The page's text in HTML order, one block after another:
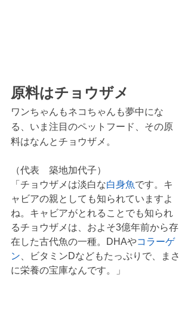
原料はチョウザメ
ワンちゃんもネコちゃんも夢中にな
る、いま注目のペットフード、その原
料はなんとチョウザメ。
（代表　築地加代子）
「チョウザメは淡白な白身魚です。キ
ャビアの親としても知られていますよ
ね。キャビアがとれることでも知られ
るチョウザメは、およそ3億年前から存
在した古代魚の一種。DHAやコラーゲ
ン 、ビタミンDなどもたっぷりで、まさ
に栄養の宝庫なんです。」